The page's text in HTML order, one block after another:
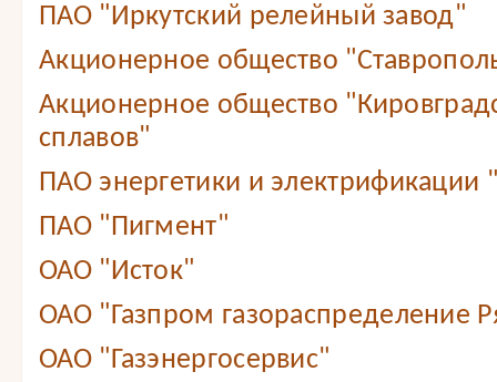
ПАО "Иркутский релейный завод"
Акционерное общество
Акционерное общество
сплавов"
ПАО энергетики и электрификации
ПАО "Пигмент"
ОАО "Исток"
ОАО "Газпром газораспределение
ОАО "Газэнергосервис"